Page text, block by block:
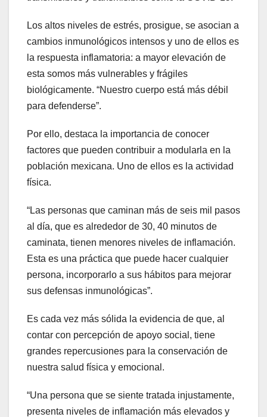
Los altos niveles de estrés, prosigue, se asocian a
cambios inmunológicos intensos y uno de ellos es
la respuesta inflamatoria: a mayor elevación de
esta somos más vulnerables y frágiles
biológicamente. “Nuestro cuerpo está más débil
para defenderse”.
Por ello, destaca la importancia de conocer
factores que pueden contribuir a modularla en la
población mexicana. Uno de ellos es la actividad
física.
“Las personas que caminan más de seis mil pasos
al día, que es alrededor de 30, 40 minutos de
caminata, tienen menores niveles de inflamación.
Esta es una práctica que puede hacer cualquier
persona, incorporarlo a sus hábitos para mejorar
sus defensas inmunológicas”.
Es cada vez más sólida la evidencia de que, al
contar con percepción de apoyo social, tiene
grandes repercusiones para la conservación de
nuestra salud física y emocional.
“Una persona que se siente tratada injustamente,
presenta niveles de inflamación más elevados y